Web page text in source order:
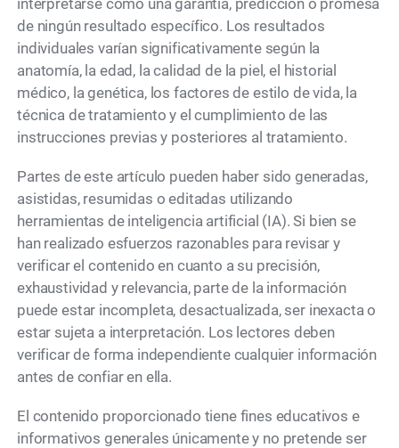
interpretarse como una garantía, predicción o promesa
de ningún resultado específico. Los resultados
individuales varían significativamente según la
anatomía, la edad, la calidad de la piel, el historial
médico, la genética, los factores de estilo de vida, la
técnica de tratamiento y el cumplimiento de las
instrucciones previas y posteriores al tratamiento.
Partes de este artículo pueden haber sido generadas,
asistidas, resumidas o editadas utilizando
herramientas de inteligencia artificial (IA). Si bien se
han realizado esfuerzos razonables para revisar y
verificar el contenido en cuanto a su precisión,
exhaustividad y relevancia, parte de la información
puede estar incompleta, desactualizada, ser inexacta o
estar sujeta a interpretación. Los lectores deben
verificar de forma independiente cualquier información
antes de confiar en ella.
El contenido proporcionado tiene fines educativos e
informativos generales únicamente y no pretende ser